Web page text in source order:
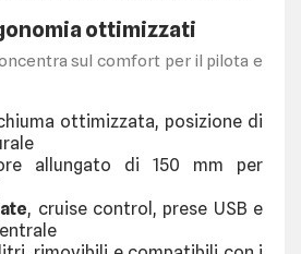
ottimizzati
sul comfort per il pilota e
ottimizzata, posizione di
allungato di 150 mm per
, cruise control, prese USB e